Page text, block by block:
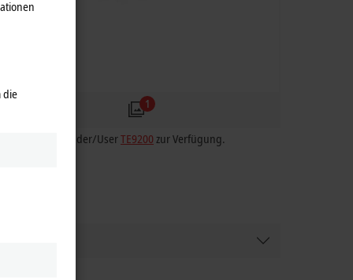
1
TwinSAFE Loader/UserTE9200 zur Verfügung.
die